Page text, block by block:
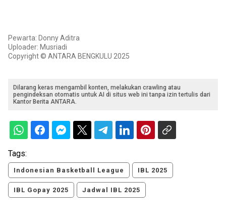
Pewarta: Donny Aditra
Uploader: Musriadi
Copyright © ANTARA BENGKULU 2025
Dilarang keras mengambil konten, melakukan crawling atau
pengindeksan otomatis untuk AI di situs web ini tanpa izin tertulis dari
Kantor Berita ANTARA.
Tags:
Indonesian Basketball League IBL 2025
IBL Gopay 2025 Jadwal IBL 2025